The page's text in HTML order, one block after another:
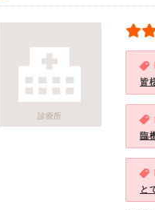
診療所
皆
臨
と